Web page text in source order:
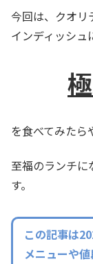
今回は、クオリ
インディッシュ
を食べてみたら
至福のランチに
す。
この記事は
メニューや